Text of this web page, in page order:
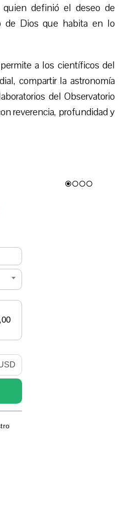
definió el deseo de
de Dios que habita en lo
a los científicos del
compartir la astronomía
del Observatorio
reverencia, profundidad y